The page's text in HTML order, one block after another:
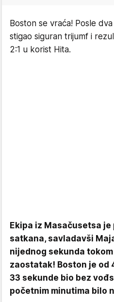
Boston se vraća! Posle
stigao siguran trijumf i
2:1 u korist Hita.
Ekipa iz Masačusetsa
satkana, savladavši
nijednog sekunda
zaostatak! Boston je od
33 sekunde bio bez
početnim minutima bilo